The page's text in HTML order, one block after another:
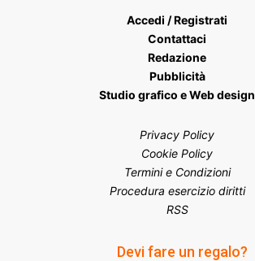
Accedi / Registrati
Contattaci
Redazione
Pubblicità
Studio grafico e Web design
Privacy Policy
Cookie Policy
Termini e Condizioni
Procedura esercizio diritti
RSS
Devi fare un regalo?